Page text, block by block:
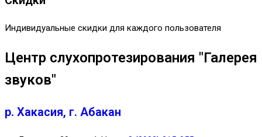
Индивидуальные скидки для каждого пользователя
Центр слухопротезирования "Галерея
звуков"
р. Хакасия, г. Абакан